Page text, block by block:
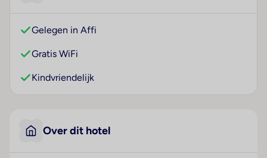
Gelegen in Affi
Gratis WiFi
Kindvriendelijk
Over dit hotel